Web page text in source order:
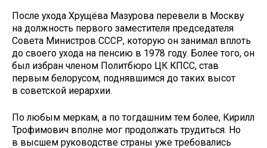
После ухода Хрущёва Мазурова перевели в Москву
на должность первого заместителя председателя
Совета Министров ­СССР, которую он занимал вплоть
до своего ухода на пенсию в ­1978 году. Более того, он
был избран членом Политбюро ЦК КПСС, став
первым белорусом, поднявшимся до таких высот
в советской иерархии.
По любым меркам, а по тогдашним тем более, Кирилл
Трофимович вполне мог продолжать трудиться. Но
в высшем руководстве страны уже требовались